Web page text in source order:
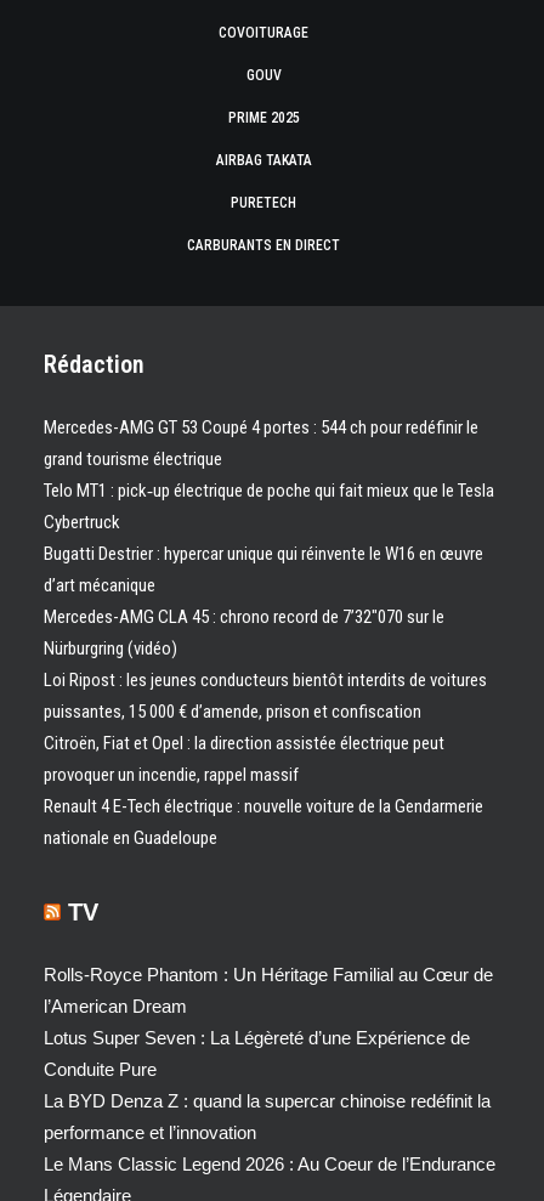
COVOITURAGE
GOUV
PRIME 2025
AIRBAG TAKATA
PURETECH
CARBURANTS EN DIRECT
Rédaction
Mercedes-AMG GT 53 Coupé 4 portes : 544 ch pour redéfinir le
grand tourisme électrique
Telo MT1 : pick‑up électrique de poche qui fait mieux que le Tesla
Cybertruck
Bugatti Destrier : hypercar unique qui réinvente le W16 en œuvre
d’art mécanique
Mercedes-AMG CLA 45 : chrono record de 7’32″070 sur le
Nürburgring (vidéo)
Loi Ripost : les jeunes conducteurs bientôt interdits de voitures
puissantes, 15 000 € d’amende, prison et confiscation
Citroën, Fiat et Opel : la direction assistée électrique peut
provoquer un incendie, rappel massif
Renault 4 E-Tech électrique : nouvelle voiture de la Gendarmerie
nationale en Guadeloupe
TV
Rolls-Royce Phantom : Un Héritage Familial au Cœur de
l’American Dream
Lotus Super Seven : La Légèreté d’une Expérience de
Conduite Pure
La BYD Denza Z : quand la supercar chinoise redéfinit la
performance et l’innovation
Le Mans Classic Legend 2026 : Au Coeur de l’Endurance
Légendaire